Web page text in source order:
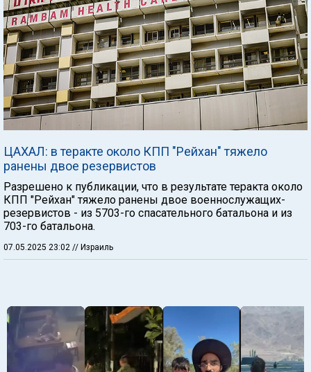
ЦАХАЛ: в теракте около КПП "Рейхан" тяжело
ранены двое резервистов
Разрешено к публикации, что в результате теракта около
КПП "Рейхан" тяжело ранены двое военнослужащих-
резервистов - из 5703-го спасательного батальона и из
703-го батальона.
07.05.2025 23:02 // Израиль